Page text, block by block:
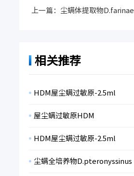
上一篇： 尘螨体提取物D.farinae
相关推荐
HDM屋尘螨过敏原-2.5ml
屋尘螨过敏原HDM
HDM屋尘螨过敏原-2.5ml
尘螨全培养物D.pteronyssinus